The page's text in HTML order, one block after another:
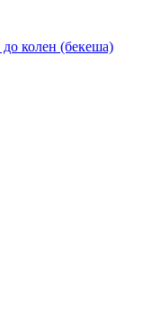
колен (бекеша)